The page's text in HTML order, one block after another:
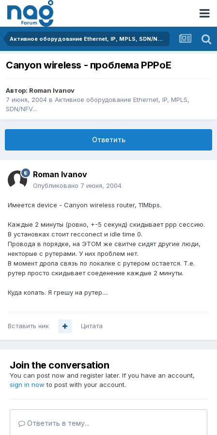
Активное оборудование Ethernet, IP, MPLS, SDN/NFV...
Canyon wireless - проблема PPPoE
Автор: Roman Ivanov
7 июня, 2004 в Активное оборудование Ethernet, IP, MPLS,
SDN/NFV...
Ответить
Roman Ivanov
Опубликовано 7 июня, 2004
Имеется device - Canyon wireless router, 11Mbps.
Каждые 2 минуты (ровно, +-5 секунд) скидывает ppp сессию.
В установках стоит recconect и idle time 0.
Провода в порядке, на ЭТОМ же свитче сидят другие люди,
некторые с рутерами. У них проблем нет.
В момент дропа связь по локалке с рутером остается. Т.е.
рутер просто скидывает соеденение каждые 2 минуты.
Куда копать. Я грешу на рутер....
Вставить ник Цитата
Join the conversation
You can post now and register later. If you have an account,
sign in now to post with your account.
Ответить в тему...